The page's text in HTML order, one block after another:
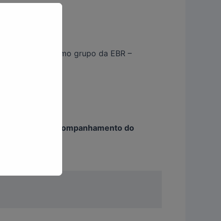
do mesmo grupo da EBR –
o acompanhamento do